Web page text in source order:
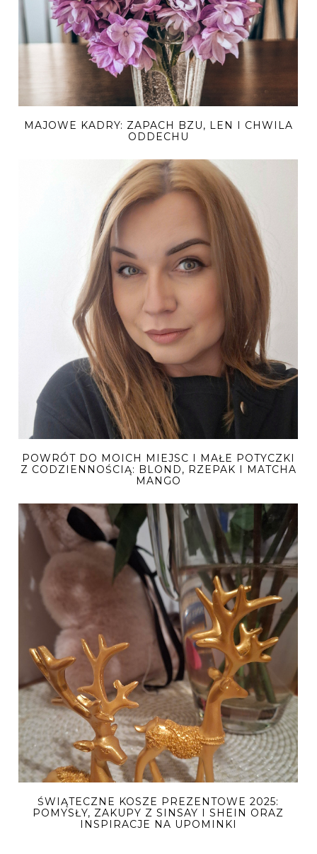
MAJOWE KADRY: ZAPACH BZU, LEN I CHWILA
ODDECHU
POWRÓT DO MOICH MIEJSC I MAŁE POTYCZKI
Z CODZIENNOŚCIĄ: BLOND, RZEPAK I MATCHA
MANGO
ŚWIĄTECZNE KOSZE PREZENTOWE 2025:
POMYSŁY, ZAKUPY Z SINSAY I SHEIN ORAZ
INSPIRACJE NA UPOMINKI